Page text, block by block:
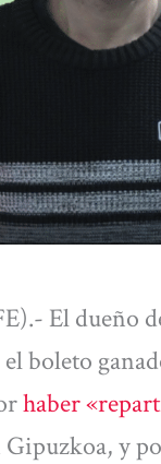
El dueño
boleto
haber
y